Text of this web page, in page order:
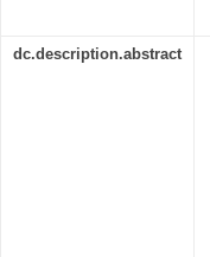
dc.description.abstract